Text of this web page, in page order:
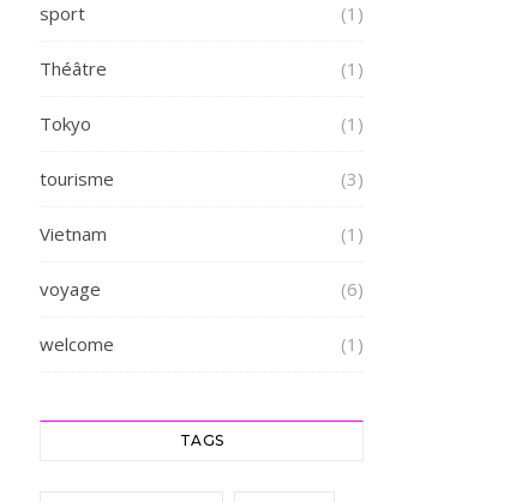
sport (1)
Théâtre (1)
Tokyo (1)
tourisme (3)
Vietnam (1)
voyage (6)
welcome (1)
TAGS